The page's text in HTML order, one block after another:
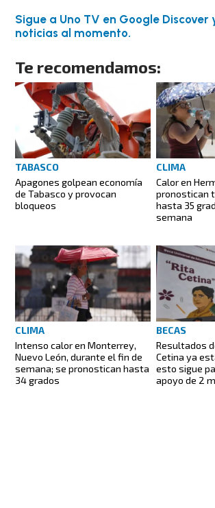
Sigue a Uno TV en Google Discover
noticias al momento.
Te recomendamos:
TABASCO
Apagones golpean economía
de Tabasco y provocan
bloqueos
CLIMA
Calor en
pronostican
hasta 35
semana
CLIMA
Intenso calor en Monterrey,
Nuevo León, durante el fin de
semana; se pronostican hasta
34 grados
BECAS
Resultados
Cetina ya
esto sigue
apoyo de 2